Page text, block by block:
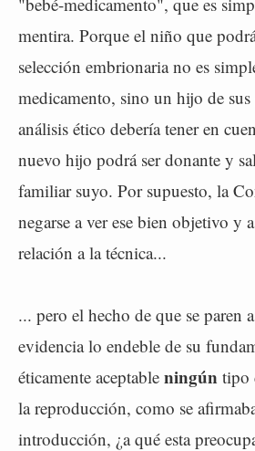
mentira. Porque el niño que
selección embrionaria no es
medicamento, sino un hijo de
análisis ético debería tener en
nuevo hijo podrá ser donante y
familiar suyo. Por supuesto, la
negarse a ver ese bien objetivo y
relación a la técnica...
... pero el hecho de que se paren
evidencia lo endeble de su
éticamente aceptable ningún tipo
la reproducción, como se
introducción, ¿a qué esta